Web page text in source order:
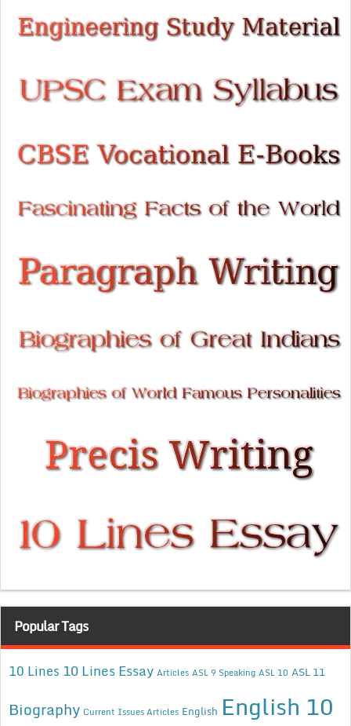
Popular Tags
10 Lines 10 Lines Essay Articles ASL 9 Speaking ASL 10 ASL 11
Biography Current Issues Articles English English 10